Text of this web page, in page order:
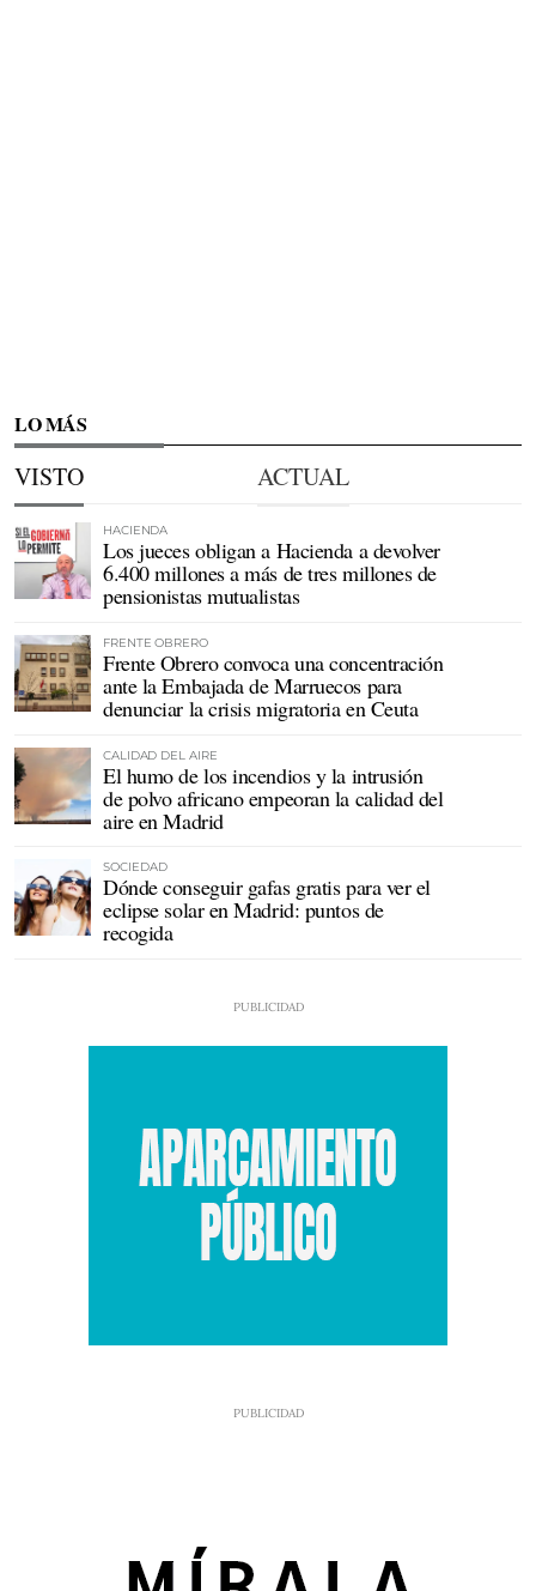
LO MÁS
VISTO ACTUAL
HACIENDA
Los jueces obligan a Hacienda a devolver
6.400 millones a más de tres millones de
pensionistas mutualistas
FRENTE OBRERO
Frente Obrero convoca una concentración
ante la Embajada de Marruecos para
denunciar la crisis migratoria en Ceuta
CALIDAD DEL AIRE
El humo de los incendios y la intrusión
de polvo africano empeoran la calidad del
aire en Madrid
SOCIEDAD
Dónde conseguir gafas gratis para ver el
eclipse solar en Madrid: puntos de
recogida